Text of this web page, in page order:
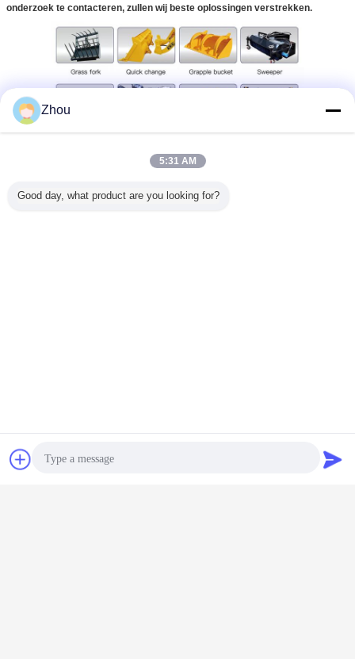
onderzoek te contacteren, zullen wij beste oplossingen verstrekken.
Chat
Zhou
5:31 AM
Good day, what product are you looking for?